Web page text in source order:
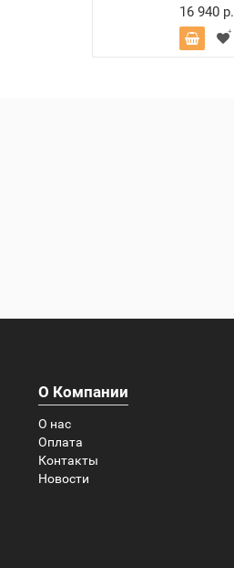
16 940 р.
О Компании
О нас
Оплата
Контакты
Новости